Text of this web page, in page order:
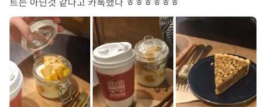
트는 아닌것 같다고 카톡했다 ㅎㅎㅎㅎㅎㅎ